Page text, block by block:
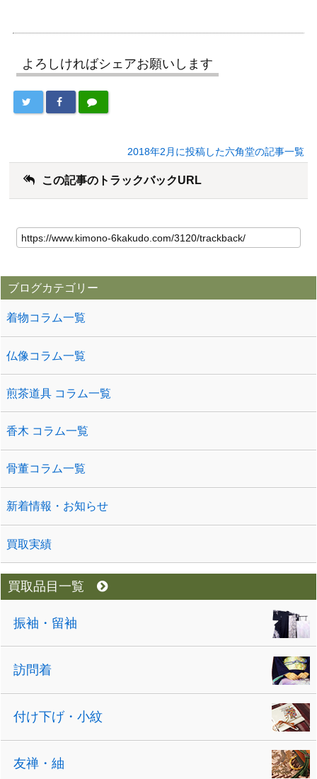
よろしければシェアお願いします
2018年2月に投稿した六角堂の記事一覧
この記事のトラックバックURL
ブログカテゴリー
着物コラム一覧
仏像コラム一覧
煎茶道具 コラム一覧
香木 コラム一覧
骨董コラム一覧
新着情報・お知らせ
買取実績
買取品目一覧
振袖・留袖
訪問着
付け下げ・小紋
友禅・紬